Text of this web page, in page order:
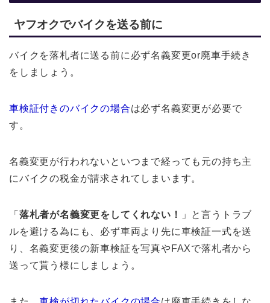
ヤフオクでバイクを送る前に
バイクを落札者に送る前に必ず名義変更or廃車手続き
をしましょう。
車検証付きのバイクの場合は必ず名義変更が必要で
す。
名義変更が行われないといつまで経っても元の持ち主
にバイクの税金が請求されてしまいます。
「 落札者が名義変更をしてくれない！
」と言うトラブ
ルを避ける為にも、必ず車両より先に車検証一式を送
り、名義変更後の新車検証を写真やFAXで落札者から
送って貰う様にしましょう。